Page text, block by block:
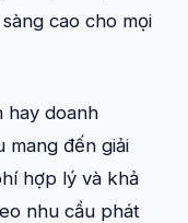
cao cho mọi
hay doanh
mang đến giải
hợp lý và khả
nhu cầu phát